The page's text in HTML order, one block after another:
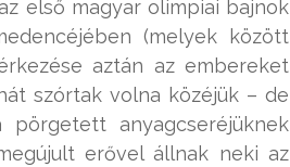
első magyar olimpiai bajnok
(melyek között
aztán az embereket
szórtak volna közéjük – de
anyagcseréjüknek
erővel állnak neki az